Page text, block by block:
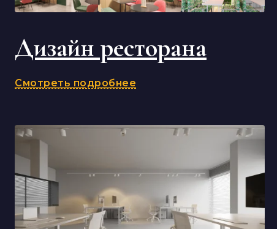
Дизайн ресторана
Смотреть подробнее